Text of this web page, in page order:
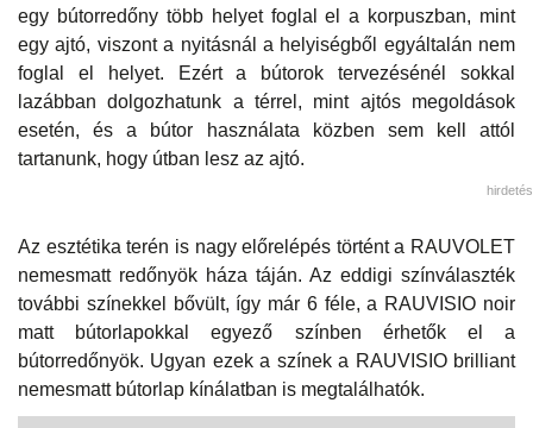
egy bútorredőny több helyet foglal el a korpuszban, mint
egy ajtó, viszont a nyitásnál a helyiségből egyáltalán nem
foglal el helyet. Ezért a bútorok tervezésénél sokkal
lazábban dolgozhatunk a térrel, mint ajtós megoldások
esetén, és a bútor használata közben sem kell attól
tartanunk, hogy útban lesz az ajtó.
hirdetés
Az esztétika terén is nagy előrelépés történt a RAUVOLET
nemesmatt redőnyök háza táján. Az eddigi színválaszték
további színekkel bővült, így már 6 féle, a RAUVISIO noir
matt bútorlapokkal egyező színben érhetők el a
bútorredőnyök. Ugyan ezek a színek a RAUVISIO brilliant
nemesmatt bútorlap kínálatban is megtalálhatók.